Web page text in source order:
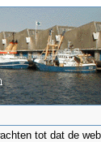
tot dat de